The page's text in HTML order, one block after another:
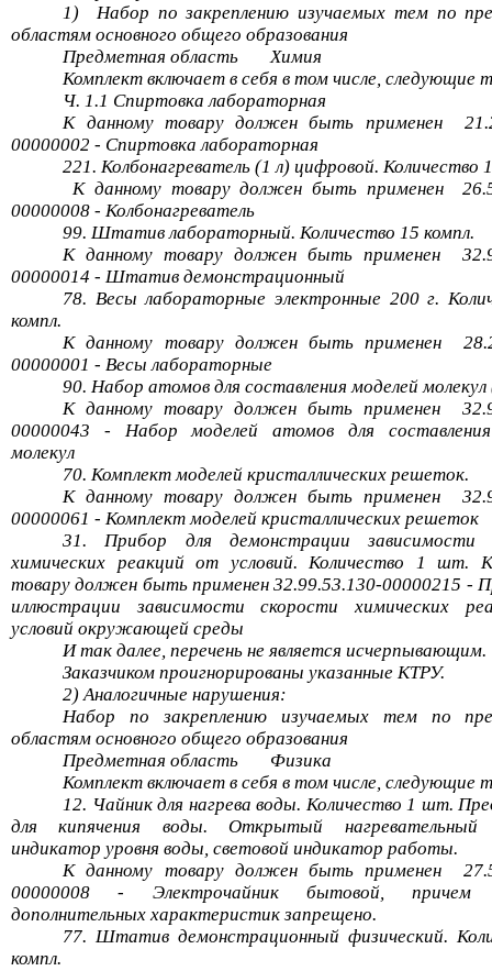
1)
Набор по закреплению изучаемых тем по
областям основного общего образования
Предметная область
Химия
Комплект включает в себя в том числе, следующие
Ч. 1.1 Спиртовка лабораторная
К данному товару должен быть применен
00000002 - Спиртовка лабораторная
221.Колбонагреватель (1 л) цифровой.
К данному товару должен быть применен
00000008 - Колбонагреватель
99. Штатив лабораторный. Количество 15компл.
К данному товару должен бытьприменен
00000014 - Штатив демонстрационный
78. Весы лабораторные электронные 200 г.
компл.
К данному товару должен бытьприменен
00000001 - Весы лабораторные
90. Набор атомов для составления моделей молекул
К данному товару должен бытьприменен
00000043 - Набор моделей атомов для
молекул
70. Комплект моделей кристаллических решеток.
К данному товару должен бытьприменен
00000061 - Комплект моделей кристаллических решеток
31. Прибор для демонстрации зависимости
химических реакций от условий. Количество 1 шт.
товару должен быть применен 32.99.53.130-00000215 -
иллюстрации зависимости скорости химических
условий окружающей среды
И так далее, перечень не является исчерпывающим.
Заказчиком проигнорированы указанные КТРУ.
2) Аналогичные нарушения:
Набор по закреплению изучаемых тем по
областям основного общего образования
Предметная область
Физика
Комплект включает в себя в том числе, следующие
12. Чайник для нагрева воды. Количество 1 шт.
для кипячения воды. Открытый нагревательный
индикатор уровня воды, световой индикатор работы.
К данному товару должен бытьприменен
00000008 - Электрочайник бытовой, причем
дополнительных характеристик запрещено.
77. Штатив демонстрационный физический.
компл.